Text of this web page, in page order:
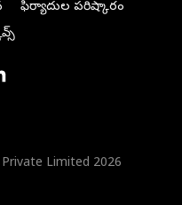
ఫిర్యాదుల పరిష్కారం
Limited 2026